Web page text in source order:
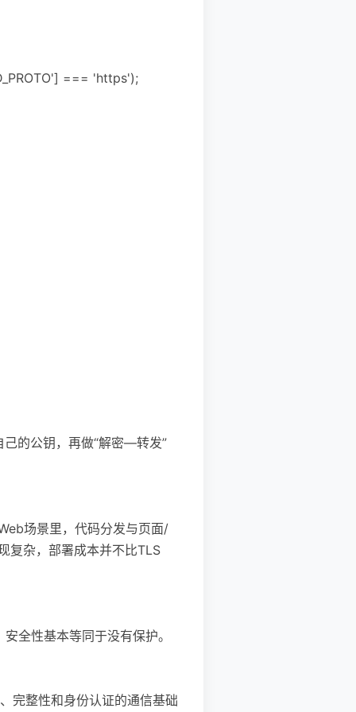
=== 'https');
己的公钥，再做“解密—转发”
场景里，代码分发与页面/
复杂，部署成本并不比TLS
全性基本等同于没有保护。
完整性和身份认证的通信基础